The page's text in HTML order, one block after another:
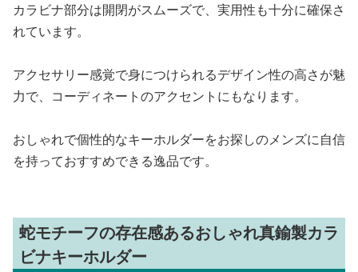
カラビナ部分は開閉がスムーズで、実用性も十分に確保さ
れています。
アクセサリー感覚で身につけられるデザイン性の高さが魅
力で、コーディネートのアクセントにもなります。
おしゃれで個性的なキーホルダーをお探しのメンズに自信
を持っておすすめできる逸品です。
蛇モチーフの存在感あるおしゃれ真鍮製カラ
ビナキーホルダー